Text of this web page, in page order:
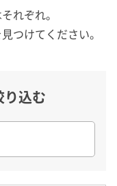
れぞれ。
つけてください。
込む